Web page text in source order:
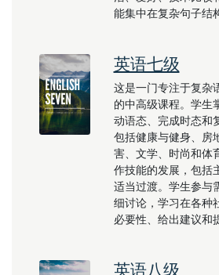
能集中在复杂句子结
英语七级
这是一门专注于复杂
的中高级课程。学生
动语态、完成时态和
包括健康与健身、房
害、文学、时尚和体
作技能的发展，包括
适当过渡。学生参与
细讨论，学习在各种
必要性、给出建议和
英语八级